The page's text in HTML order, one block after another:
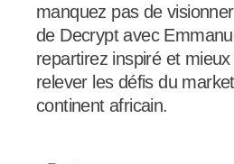
manquez pas de
de Decrypt avec
repartirez inspiré et
relever les défis du
continent africain.